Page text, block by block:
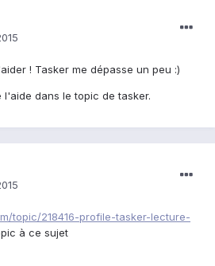
! Tasker me dépasse un peu :)
l'aide dans le topic de tasker.
topic/218416-profile-tasker-lecture-
à ce sujet